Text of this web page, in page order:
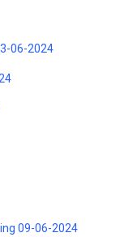
06-2024
09-06-2024